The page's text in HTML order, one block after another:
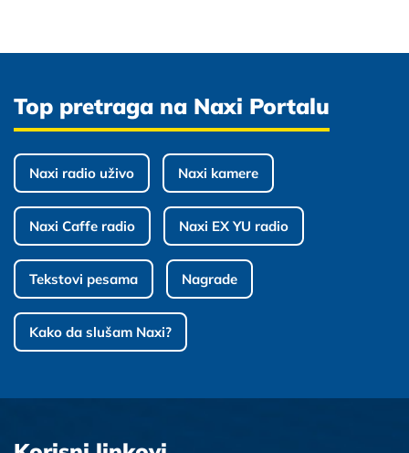
Top pretraga na Naxi Portalu
Naxi radio uživo Naxi kamere
Naxi Caffe radio Naxi EX YU radio
Tekstovi pesama Nagrade
Kako da slušam Naxi?